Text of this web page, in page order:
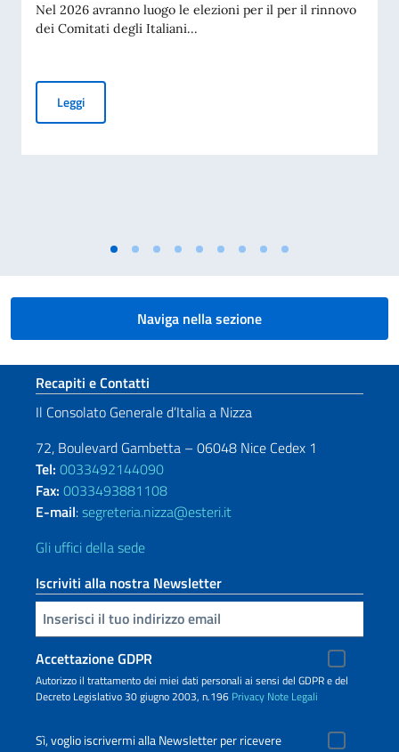
Nel 2026 avranno luogo le elezioni per il per il rinnovo
dei Comitati degli Italiani...
LeggiElezioni Com.It.Es. 2026
Naviga nella sezione
Sezione footer
Recapiti e Contatti
Il Consolato Generale d’Italia a Nizza
72, Boulevard Gambetta – 06048 Nice Cedex 1
Tel: 0033492144090
Fax: 0033493881108
E-mail:segreteria.nizza@esteri.it
Gli uffici della sede
Iscriviti alla nostra Newsletter
Inserisci la tua email
Accettazione GDPR
Autorizzo il trattamento dei miei dati personali ai sensi del GDPR e del
Decreto Legislativo 30 giugno 2003, n.196 Privacy Note Legali
Sì, voglio iscrivermi alla Newsletter per ricevere